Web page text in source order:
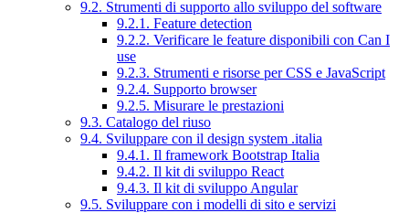
9.2. Strumenti di supporto allo sviluppo del software
9.2.1. Feature detection
9.2.2. Verificare le feature disponibili con Can I
use
9.2.3. Strumenti e risorse per CSS e JavaScript
9.2.4. Supporto browser
9.2.5. Misurare le prestazioni
9.3. Catalogo del riuso
9.4. Sviluppare con il design system .italia
9.4.1. Il framework Bootstrap Italia
9.4.2. Il kit di sviluppo React
9.4.3. Il kit di sviluppo Angular
9.5. Sviluppare con i modelli di sito e servizi